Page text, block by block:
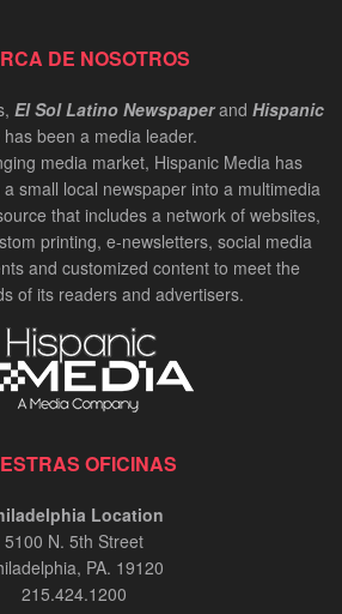
DE NOSOTROS
El Sol Latino Newspaperand Hispanic
has been a media leader.
media market, Hispanic Media has
small local newspaper into a multimedia
that includes a network of websites,
printing, e-newsletters, social media
and customized content to meet the
of its readers and advertisers.
OFICINAS
Location
5100 N. 5th Street
PA. 19120
215.424.1200